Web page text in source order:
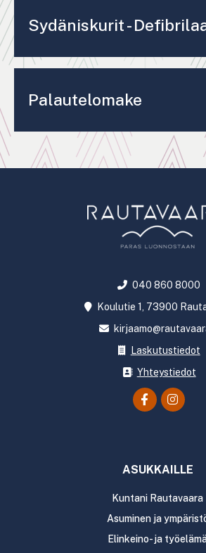
Sydäniskurit -
Palautelomake
040 860 8000
Koulutie 1, 73900
Laskutustiedot
Yhteystiedot
ASUKKAILLE
Kuntani Rautavaara
Asuminen ja
Elinkeino- ja